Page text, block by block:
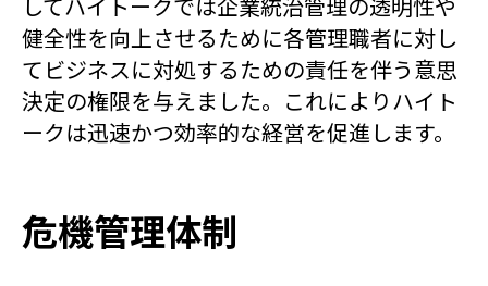
健全性を向上させるために各管理職者に対し
てビジネスに対処するための責任を伴う意思
決定の権限を与えました。これによりハイト
ークは迅速かつ効率的な経営を促進します。
危機管理体制